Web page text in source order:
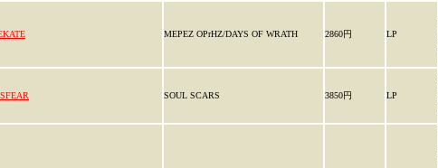
ΜEPEZ OPrHZ/DAYS OF WRATH 2860円 LP
SOUL SCARS 3850円 LP